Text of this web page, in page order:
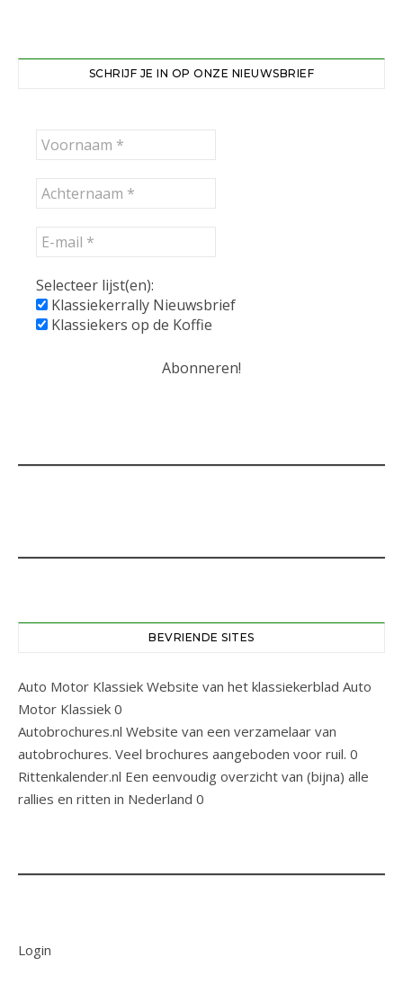
SCHRIJF JE IN OP ONZE NIEUWSBRIEF
Selecteer lijst(en):
Klassiekerrally Nieuwsbrief
Klassiekers op de Koffie
BEVRIENDE SITES
Auto Motor Klassiek Website van het klassiekerblad Auto
Motor Klassiek 0
Autobrochures.nl Website van een verzamelaar van
autobrochures. Veel brochures aangeboden voor ruil. 0
Rittenkalender.nl Een eenvoudig overzicht van (bijna) alle
rallies en ritten in Nederland 0
Login